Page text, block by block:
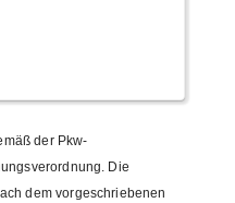
der Pkw-
Die
dem vorgeschriebenen